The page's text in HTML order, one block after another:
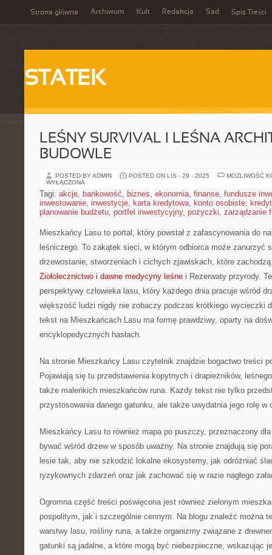
Strona główna Archiwum Kult Redakcja Sad Spis Treści
STATEK
LEŚNY SURVIVAL I LEŚNA
BUDOWLE
POSTED BY ADMIN POSTED ON LIS - 29 - 2025
MOŻLIWOŚĆ
WYŁĄCZONA
Tagi: akcje, bankowość, biznes, ekonomia, finanse, fundusze
inwestowanie, inwestycje, karta kredytowa, konto osobiste,
planowanie budżetu, portfel inwestycyjny, pożyczki, zarządzanie
Mieszkańcy Lasu to portal, który powstał z zafascynowania do
leśniczego. To zakątek sieci, w którym odbiorca może zanurzyć
drzewostanie, stworzeniach i cichych zjawiskach, które
Ziołolecznictwo i dawne medycyny leśne i Rezerwaty przyrody.
perspektywy człowieka lasu, który każdego dnia pracuje wśród
większość ludzi nigdy nie zobaczy podczas krótkiego wycieczki
tekst na Mieszkańcach Lasu ma formę prawdziwy, oparty na
encyklopedycznych hasłach.
Na stronie Mieszkańcy Lasu czytelnik znajdzie bogactwo treści
Pojawiają się tu przedstawienia kopytnych i drapieżników,
także maleńkich mieszkańców runa. Każdy tekst nie tylko
przystosowania danego gatunku, ale także uwydatnia jego rolę w
Mieszkańcy Lasu to również mapa po puszczy, przeznaczony
bywać wśród drzew w sposób uważny. Na stronie znajdują się
lesie tak, aby nie szkodzić lokalne ekosystemy, jak odróżniać
ryzykownych zdarzeń oraz jak zachować się w razie nagłego
Ogromna część treści poświęcona jest również zielonym
pospolitym, jak i szczególnie cennym. Na blogu znaleźć można
warstwy lasu, rośliny runa, a także organizmy związane z
gatunki są jadalne, a które mogą być niebezpieczne, wskazując